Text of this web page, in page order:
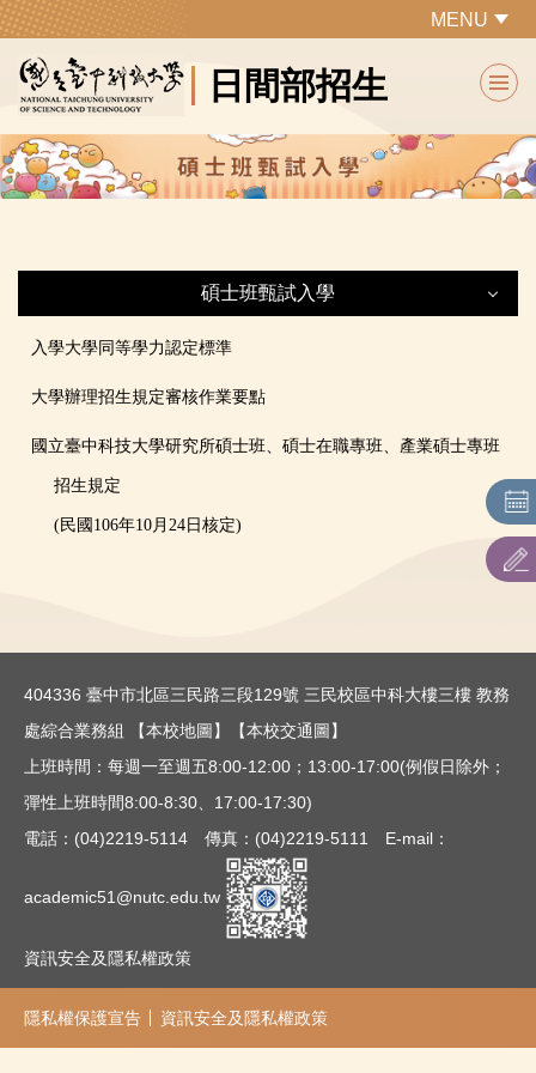
跳
主
要
內
容
區
日間部招生
MENU
碩士班甄試入學
碩士班甄試入學
▶網路作業系統
招生名額
表件下載
歷年報名情形查詢
入學大學同等學力認定標準
大學辦理招生規定審核作業要點
國立臺中科技大學研究所碩士班、碩士在職專班、產業碩士專班
招生規定
(民國106年10月24日核定)
404336 臺中市北區三民路三段129號 三民校區中科大樓三樓 教務
處綜合業務組
【本校地圖】
【本校交通圖】
上班時間：每週一至週五8:00-12:00；13:00-17:00(例假日除外；
彈性上班時間8:00-8:30、17:00-17:30)
電話：(04)2219-5114 傳真：(04)2219-5111 E-mail：
academic51@nutc.edu.tw
資訊安全及隱私權政策
隱私權保護宣告 資訊安全及隱私權政策